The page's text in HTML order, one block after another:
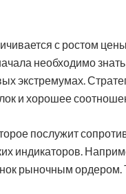
с ростом
необходимо
экстремумах.
и хорошее
послужит
индикаторов.
рыночным